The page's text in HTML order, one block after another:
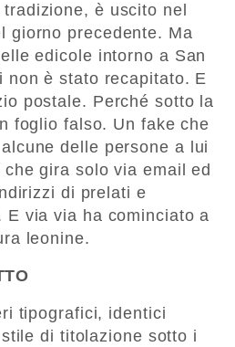
è uscito nel
giorno precedente. Ma
edicole intorno a San
non è stato recapitato. E
postale. Perché sotto la
foglio falso. Un fake che
delle persone a lui
gira solo via email ed
di prelati e
E via via ha cominciato a
leonine.
tipografici, identici
di titolazione sotto i